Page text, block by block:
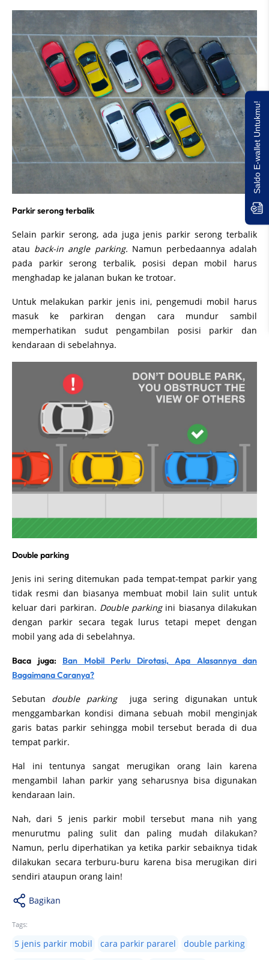
Parkir serong terbalik
Selain parkir serong, ada juga jenis parkir serong terbalik
atau back-in angle parking. Namun perbedaannya adalah
pada parkir serong terbalik, posisi depan mobil harus
menghadap ke jalanan bukan ke trotoar.
Untuk melakukan parkir jenis ini, pengemudi mobil harus
masuk ke parkiran dengan cara mundur sambil
memperhatikan sudut pengambilan posisi parkir dan
kendaraan di sebelahnya.
Double parking
Jenis ini sering ditemukan pada tempat-tempat parkir yang
tidak resmi dan biasanya membuat mobil lain sulit untuk
keluar dari parkiran. Double parking ini biasanya dilakukan
dengan parkir secara tegak lurus tetapi mepet dengan
mobil yang ada di sebelahnya.
Baca juga: Ban Mobil Perlu Dirotasi, Apa Alasannya dan
Bagaimana Caranya?
Sebutan double parking
juga sering digunakan untuk
menggambarkan kondisi dimana sebuah mobil menginjak
garis batas parkir sehingga mobil tersebut berada di dua
tempat parkir.
Hal ini tentunya sangat merugikan orang lain karena
mengambil lahan parkir yang seharusnya bisa digunakan
kendaraan lain.
Nah, dari 5 jenis parkir mobil tersebut mana nih yang
menurutmu paling sulit dan paling mudah dilakukan?
Namun, perlu diperhatikan ya ketika parkir sebaiknya tidak
dilakukan secara terburu-buru karena bisa merugikan diri
sendiri ataupun orang lain!
Bagikan
Tags:
5 jenis parkir mobil cara parkir pararel
double parking
Saldo E-wallet Untukmu!